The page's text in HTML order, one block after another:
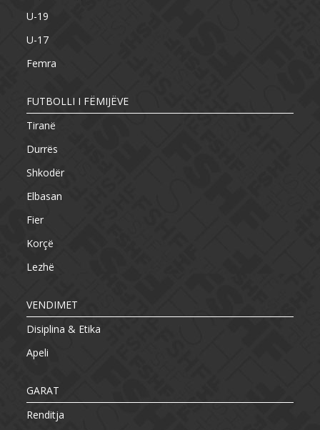
U-19
U-17
Femra
FUTBOLLI I FËMIJËVE
Tiranë
Durrës
Shkodër
Elbasan
Fier
Korçë
Lezhë
VENDIMET
Disiplina & Etika
Apeli
GARAT
Renditja